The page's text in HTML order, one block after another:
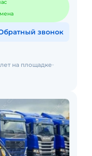
звонок
лет на площадке